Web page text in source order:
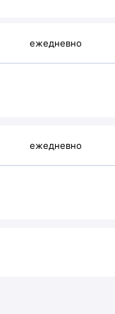
ежедневно
ежедневно